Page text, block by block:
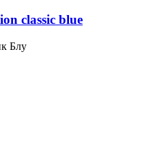
classic blue
Блу